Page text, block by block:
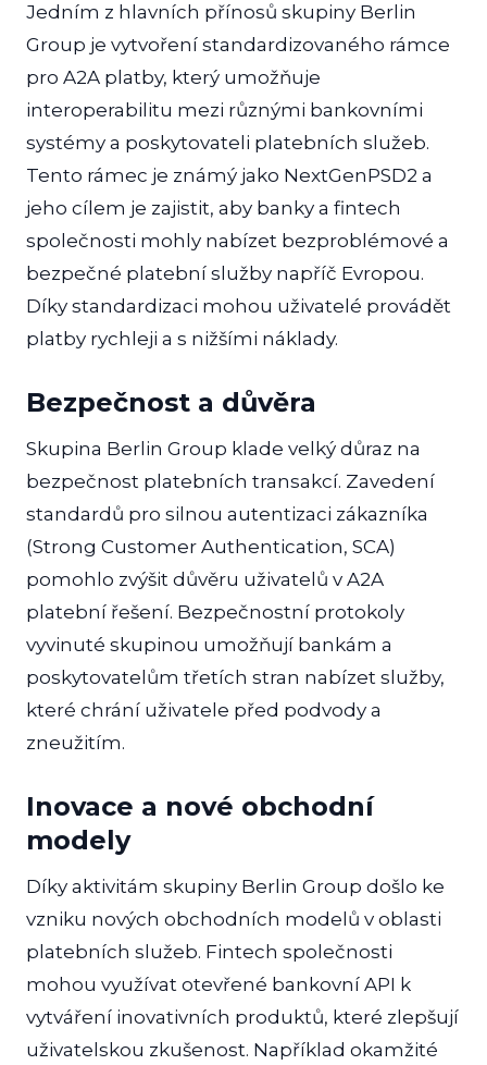
Jedním z hlavních přínosů skupiny Berlin
Group je vytvoření standardizovaného rámce
pro A2A platby, který umožňuje
interoperabilitu mezi různými bankovními
systémy a poskytovateli platebních služeb.
Tento rámec je známý jako NextGenPSD2 a
jeho cílem je zajistit, aby banky a fintech
společnosti mohly nabízet bezproblémové a
bezpečné platební služby napříč Evropou.
Díky standardizaci mohou uživatelé provádět
platby rychleji a s nižšími náklady.
Bezpečnost a důvěra
Skupina Berlin Group klade velký důraz na
bezpečnost platebních transakcí. Zavedení
standardů pro silnou autentizaci zákazníka
(Strong Customer Authentication, SCA)
pomohlo zvýšit důvěru uživatelů v A2A
platební řešení. Bezpečnostní protokoly
vyvinuté skupinou umožňují bankám a
poskytovatelům třetích stran nabízet služby,
které chrání uživatele před podvody a
zneužitím.
Inovace a nové obchodní
modely
Díky aktivitám skupiny Berlin Group došlo ke
vzniku nových obchodních modelů v oblasti
platebních služeb. Fintech společnosti
mohou využívat otevřené bankovní API k
vytváření inovativních produktů, které zlepšují
uživatelskou zkušenost. Například okamžité